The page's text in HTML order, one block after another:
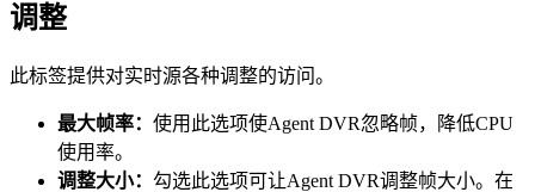
调整
此标签提供对实时源各种调整的访问。
最大帧率： 使用此选项使Agent DVR忽略帧，降低CPU
使用率。
调整大小： 勾选此选项可让Agent DVR调整帧大小。在